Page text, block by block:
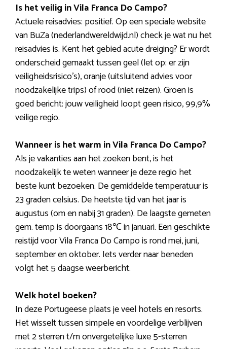
Is het veilig in Vila Franca Do Campo?
Actuele reisadvies: positief. Op een speciale website
van BuZa (nederlandwereldwijd.nl) check je wat nu het
reisadvies is. Kent het gebied acute dreiging? Er wordt
onderscheid gemaakt tussen geel (let op: er zijn
veiligheidsrisico’s), oranje (uitsluitend advies voor
noodzakelijke trips) of rood (niet reizen). Groen is
goed bericht: jouw veiligheid loopt geen risico, 99,9%
veilige regio.
Wanneer is het warm in Vila Franca Do Campo?
Als je vakanties aan het zoeken bent, is het
noodzakelijk te weten wanneer je deze regio het
beste kunt bezoeken. De gemiddelde temperatuur is
23 graden celsius. De heetste tijd van het jaar is
augustus (om en nabij 31 graden). De laagste gemeten
gem. temp is doorgaans 18℃ in januari. Een geschikte
reistijd voor Vila Franca Do Campo is rond mei, juni,
september en oktober. Iets verder naar beneden
volgt het 5 daagse weerbericht.
Welk hotel boeken?
In deze Portugeese plaats je veel hotels en resorts.
Het wisselt tussen simpele en voordelige verblijven
met 2 sterren t/m onvergetelijke luxe 5-sterren